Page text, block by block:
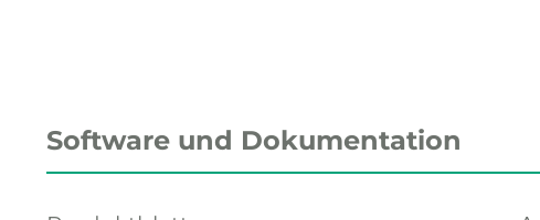
Software und Dokumentation